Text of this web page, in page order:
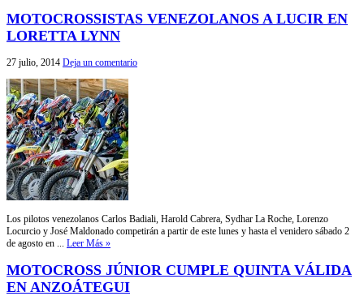
MOTOCROSSISTAS VENEZOLANOS A LUCIR EN
LORETTA LYNN
27 julio, 2014 Deja un comentario
Los pilotos venezolanos Carlos Badiali, Harold Cabrera, Sydhar La Roche, Lorenzo
Locurcio y José Maldonado competirán a partir de este lunes y hasta el venidero sábado 2
de agosto en ... Leer Más »
MOTOCROSS JÚNIOR CUMPLE QUINTA VÁLIDA
EN ANZOÁTEGUI